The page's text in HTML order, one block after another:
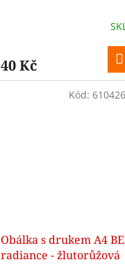
40 Kč
Obálka s drukem A4
radiance - žlutorůžová
Kód: